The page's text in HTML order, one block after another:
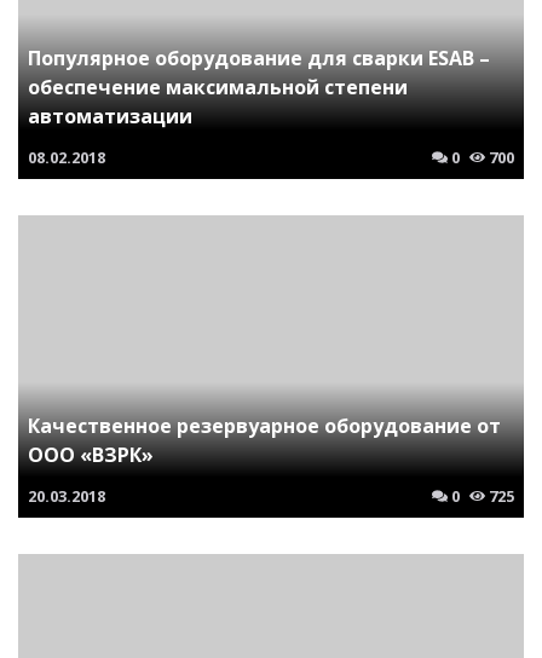
Популярное оборудование для сварки ESAB –
обеспечение максимальной степени
автоматизации
08.02.2018 0 700
Качественное резервуарное оборудование от
ООО «ВЗРК»
20.03.2018 0 725